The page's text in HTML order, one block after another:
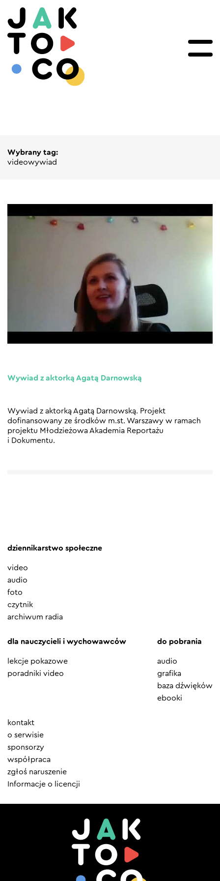
Wybrany tag:
videowywiad
Wywiad z aktorką Agatą Darnowską
Wywiad z aktorką Agatą Darnowską. Projekt
dofinansowany ze środków m.st. Warszawy w ramach
projektu Młodzieżowa Akademia Reportażu
i Dokumentu.
dziennikarstwo społeczne
video
audio
foto
czytnik
archiwum radia
dla nauczycieli i wychowawców
lekcje pokazowe
poradniki video
do pobrania
audio
grafika
baza dźwięków
ebooki
Element
menu
kontakt
o serwisie
sponsorzy
współpraca
zgłoś naruszenie
Informacje o licencji